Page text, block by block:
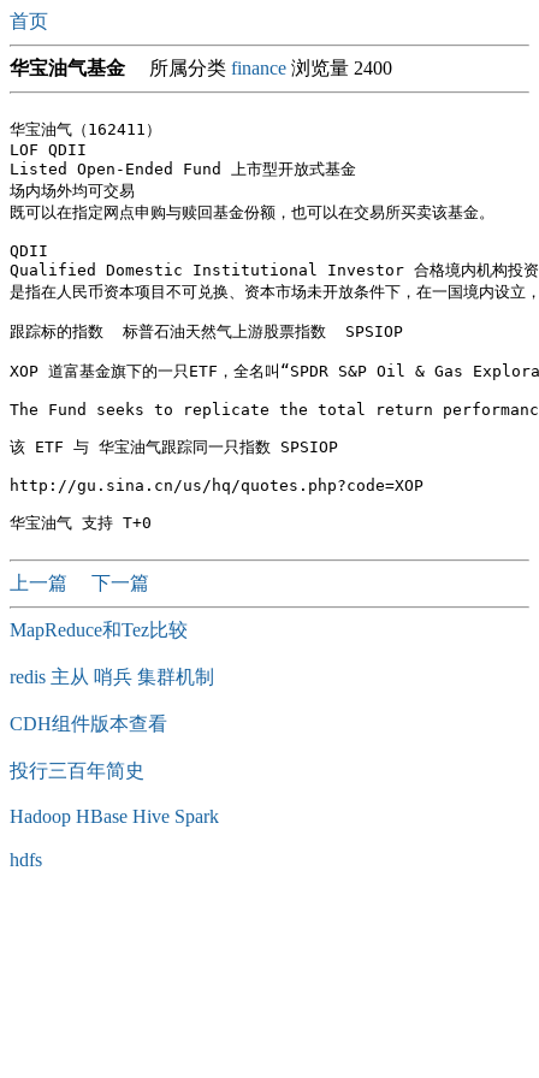
首页
华宝油气基金 所属分类 finance 浏览量 2400
华宝油气（162411）
LOF QDII
Listed Open-Ended Fund 上市型开放式基金
场内场外均可交易
既可以在指定网点申购与赎回基金份额，也可以在交易所买卖该基金。
QDII
Qualified Domestic Institutional Investor 合格境内机构投资
是指在人民币资本项目不可兑换、资本市场未开放条件下，在一国境内设
跟踪标的指数  标普石油天然气上游股票指数  SPSIOP
XOP 道富基金旗下的一只ETF，全名叫“SPDR S&P Oil & Gas
The Fund seeks to replicate the total return
该 ETF 与 华宝油气跟踪同一只指数 SPSIOP
http://gu.sina.cn/us/hq/quotes.php?code=XOP
上一篇 下一篇
MapReduce和Tez比较
redis 主从 哨兵 集群机制
CDH组件版本查看
投行三百年简史
Hadoop HBase Hive Spark
hdfs